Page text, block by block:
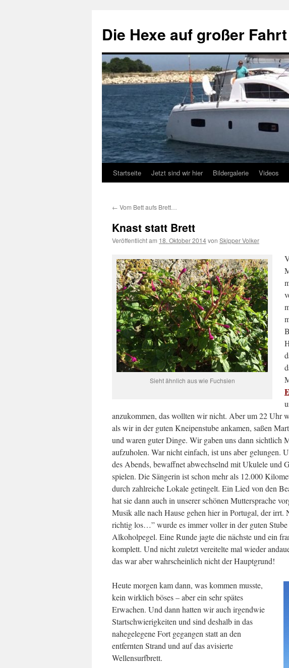
springen
Die Hexe auf großer Fahrt
Startseite Jetzt sind wir hier Bildergalerie Videos
← Vom Bett aufs Brett…
Knast statt Brett
Veröffentlicht am 18. Oktober 2014von Skipper Volker
Sieht ähnlich aus wie Fuchsien
E
anzukommen, das wollten wir nicht. Aber um 22 Uhr
als wir in der guten Kneipenstube ankamen, saßen
und waren guter Dinge. Wir gaben uns dann sichtlich
aufzuholen. War nicht einfach, ist uns aber gelungen.
des Abends, bewaffnet abwechselnd mit Ukulele und
spielen. Die Sängerin ist schon mehr als 12.000
durch zahlreiche Lokale getingelt. Ein Lied von den
hat sie dann auch in unserer schönen Muttersprache
Musik alle nach Hause gehen hier in Portugal, der irrt.
richtig los…” wurde es immer voller in der guten
Alkoholpegel. Eine Runde jagte die nächste und ein
komplett. Und nicht zuletzt vereitelte mal wieder
das war aber wahrscheinlich nicht der Hauptgrund!
Heute morgen kam dann, was kommen musste,
kein wirklich böses – aber ein sehr spätes
Erwachen. Und dann hatten wir auch irgendwie
Startschwierigkeiten und sind deshalb in das
nahegelegene Fort gegangen statt an den
entfernten Strand und auf das avisierte
Wellensurfbrett.